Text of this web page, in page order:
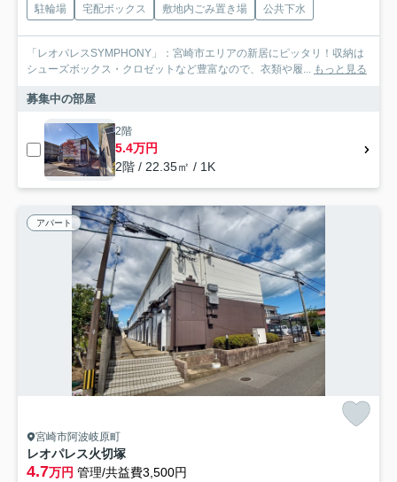
駐輪場 宅配ボックス 敷地内ごみ置き場 公共下水
「レオパレスSYMPHONY」：宮崎市エリアの新居にピッタリ！収納は
シューズボックス・クロゼットなど豊富なので、衣類や履... もっと見る
募集中の部屋
2階
5.4万円
2階 / 22.35㎡ / 1K
アパート
宮崎市阿波岐原町
レオパレス火切塚
4.7万円 管理/共益費3,500円